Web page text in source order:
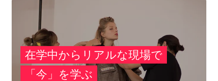
在学中からリアルな現場で
「今」を学ぶ